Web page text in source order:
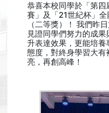
恭喜本校同學於「第
賽」及「21世紀杯」
（二等獎）！ 我們昨
見證同學們努力的成
升表達效果，更能培
態度，對終身學習大
亮，再創高峰！